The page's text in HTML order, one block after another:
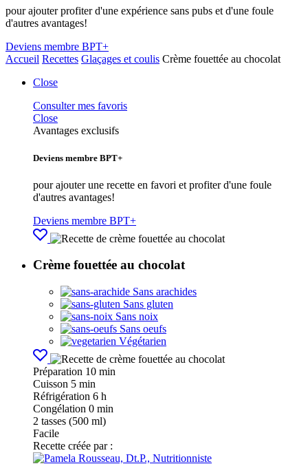
pour ajouter profiter d'une expérience sans pubs et d'une foule
d'autres avantages!
Deviens membre BPT+
Accueil Recettes Glaçages et coulis Crème fouettée au chocolat
Close
Consulter mes favoris
Close
Avantages exclusifs
Deviens membre BPT+
pour ajouter une recette en favori et profiter d'une foule
d'autres avantages!
Deviens membre BPT+
Crème fouettée au chocolat
Sans arachides
Sans gluten
Sans noix
Sans oeufs
Végétarien
Préparation 10 min
Cuisson 5 min
Réfrigération 6 h
Congélation 0 min
2 tasses (500 ml)
Facile
Recette créée par :